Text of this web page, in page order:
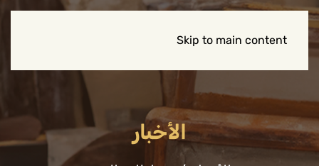
Skip to main content
الأخبار